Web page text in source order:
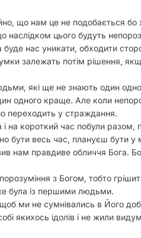
що нам це не подобається бо
цього будуть
нас уникати, обходити
залежать потім рішення,
які ще не знають один
одного краще. Але коли
переходить у страждання.
короткий час побули разом,
бути весь час, плануєш бути у
нам правдиве обличчя Бога.
з Богом, тобто
була із першими людьми.
ми не сумнівались в Його
якихось ідолів і не жили